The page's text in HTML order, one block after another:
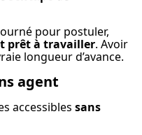
pour postuler,
prêt à travailler. Avoir
longueur d’avance.
agent
accessibles sans